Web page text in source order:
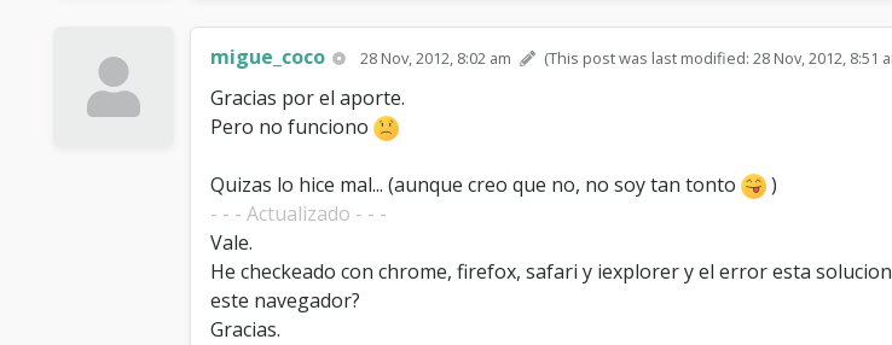
migue_coco 28 Nov, 2012, 8:02 am (This post was last modified: 28 Nov, 2012, 8:51
Gracias por el aporte.
Pero no funciono
Quizas lo hice mal... (aunque creo que no, no soy tan tonto
)
- - - Actualizado - - -
Vale.
He checkeado con chrome, firefox, safari y iexplorer y el error esta
este navegador?
Gracias.